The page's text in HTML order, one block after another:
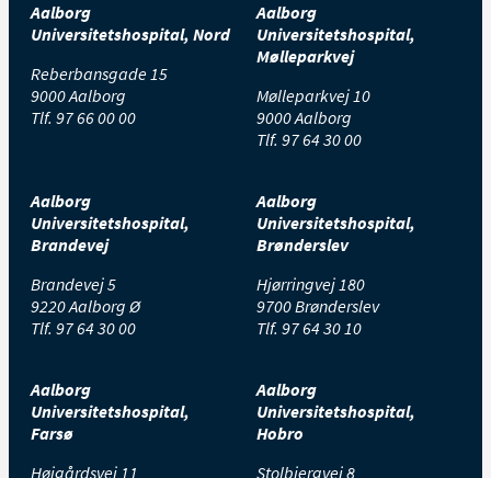
Aalborg
Universitetshospital, Nord
Reberbansgade 15
9000 Aalborg
Tlf. 97 66 00 00
Aalborg
Universitetshospital,
Mølleparkvej
Mølleparkvej 10
9000 Aalborg
Tlf. 97 64 30 00
Aalborg
Universitetshospital,
Brandevej
Brandevej 5
9220 Aalborg Ø
Tlf. 97 64 30 00
Aalborg
Universitetshospital,
Brønderslev
Hjørringvej 180
9700 Brønderslev
Tlf. 97 64 30 10
Aalborg
Universitetshospital,
Farsø
Højgårdsvej 11
Aalborg
Universitetshospital,
Hobro
Stolbjergvej 8